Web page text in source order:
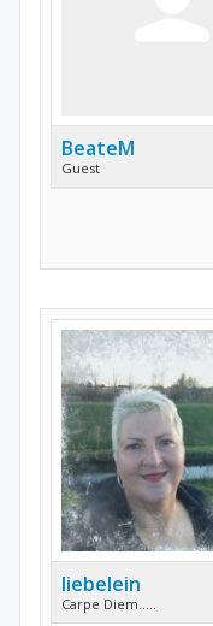
BeateM
Guest
liebelein
Carpe Diem.....